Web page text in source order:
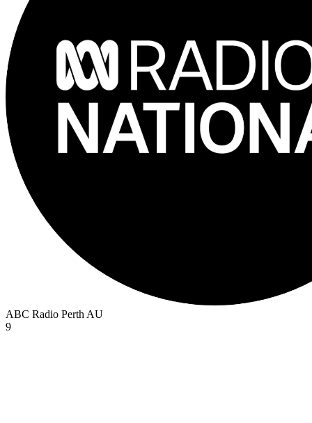
ABC Radio Perth AU
9